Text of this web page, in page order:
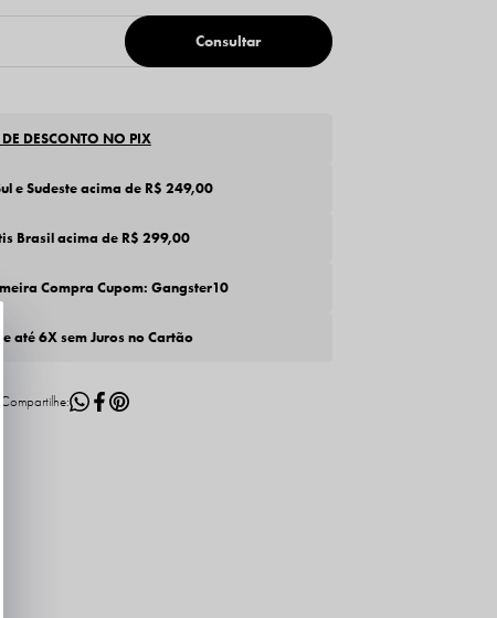
DESCONTO NO PIX
e Sudeste acima de R$ 249,00
Brasil acima de R$ 299,00
Compra Cupom: Gangster10
até 6X sem Juros no Cartão